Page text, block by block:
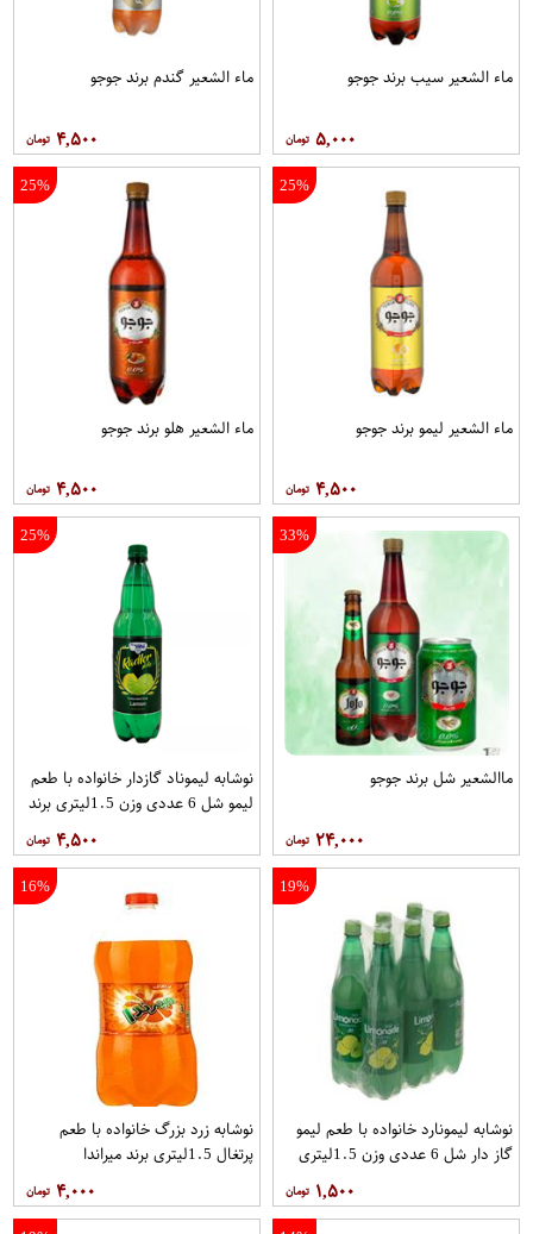
ماء الشعير سيب برند جوجو
۵,۰۰۰
ماء الشعير گندم برند جوجو
۴,۵۰۰
25%
ماء الشعير ليمو برند جوجو
۴,۵۰۰
25%
ماء الشعير هلو برند جوجو
۴,۵۰۰
33%
ماالشعير شل برند جوجو
۲۴,۰۰۰
25%
نوشابه ليموناد گازدار خانواده با طعم
لیمو شل 6 عددی وزن 1.5لیتری برند
۴,۵۰۰
19%
نوشابه ليمونارد خانواده با طعم لیمو
گاز دار شل 6 عددی وزن 1.5لیتری
۱,۵۰۰
16%
نوشابه زرد بزرگ خانواده با طعم
پرتغال 1.5ليتري برند ميراندا
۴,۰۰۰